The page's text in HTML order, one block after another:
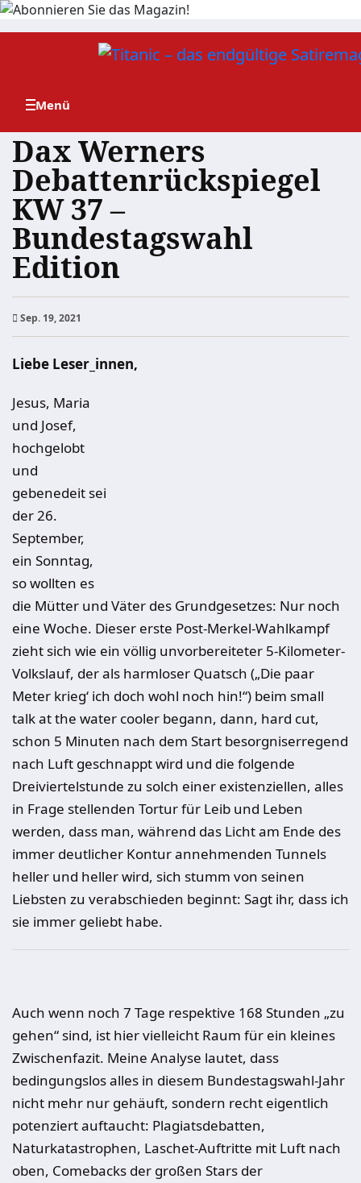
Zum
Dax Werners
Debattenrückspiegel
KW 37 –
Bundestagswahl
Edition
Sep. 19, 2021
Liebe Leser_innen,
Jesus, Maria
und Josef,
hochgelobt
und
gebenedeit sei
der 26.
September,
ein Sonntag,
so wollten es
die Mütter und Väter des Grundgesetzes: Nur noch
eine Woche. Dieser erste Post-Merkel-Wahlkampf
zieht sich wie ein völlig unvorbereiteter 5-Kilometer-
Volkslauf, der als harmloser Quatsch („Die paar
Meter krieg‘ ich doch wohl noch hin!“) beim small
talk at the water cooler begann, dann, hard cut,
schon 5 Minuten nach dem Start besorgniserregend
nach Luft geschnappt wird und die folgende
Dreiviertelstunde zu solch einer existenziellen, alles
in Frage stellenden Tortur für Leib und Leben
werden, dass man, während das Licht am Ende des
immer deutlicher Kontur annehmenden Tunnels
heller und heller wird, sich stumm von seinen
Liebsten zu verabschieden beginnt: Sagt ihr, dass ich
sie immer geliebt habe.
Auch wenn noch 7 Tage respektive 168 Stunden „zu
gehen“ sind, ist hier vielleicht Raum für ein kleines
Zwischenfazit. Meine Analyse lautet, dass
bedingungslos alles in diesem Bundestagswahl-Jahr
nicht mehr nur gehäuft, sondern recht eigentlich
potenziert auftaucht: Plagiatsdebatten,
Naturkatastrophen, Laschet-Auftritte mit Luft nach
oben, Comebacks der großen Stars der